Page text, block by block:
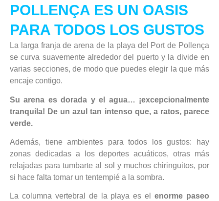
POLLENÇA ES UN OASIS
PARA TODOS LOS GUSTOS
La larga franja de arena de la playa del Port de Pollença
se curva suavemente alrededor del puerto y la divide en
varias secciones, de modo que puedes elegir la que más
encaje contigo.
Su arena es dorada y el agua… ¡excepcionalmente
tranquila! De un azul tan intenso que, a ratos, parece
verde.
Además, tiene ambientes para todos los gustos: hay
zonas dedicadas a los deportes acuáticos, otras más
relajadas para tumbarte al sol y muchos chiringuitos, por
si hace falta tomar un tentempié a la sombra.
La columna vertebral de la playa es elenorme paseo